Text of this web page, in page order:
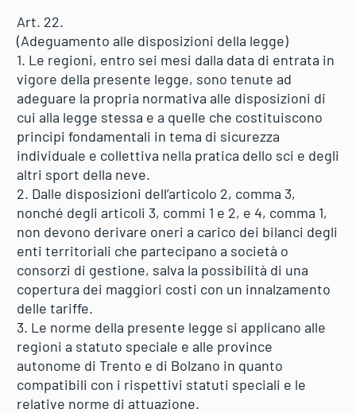
Art. 22.
(Adeguamento alle disposizioni della legge)
1. Le regioni, entro sei mesi dalla data di entrata in
vigore della presente legge, sono tenute ad
adeguare la propria normativa alle disposizioni di
cui alla legge stessa e a quelle che costituiscono
principi fondamentali in tema di sicurezza
individuale e collettiva nella pratica dello sci e degli
altri sport della neve.
2. Dalle disposizioni dell’articolo 2, comma 3,
nonché degli articoli 3, commi 1 e 2, e 4, comma 1,
non devono derivare oneri a carico dei bilanci degli
enti territoriali che partecipano a società o
consorzi di gestione, salva la possibilità di una
copertura dei maggiori costi con un innalzamento
delle tariffe.
3. Le norme della presente legge si applicano alle
regioni a statuto speciale e alle province
autonome di Trento e di Bolzano in quanto
compatibili con i rispettivi statuti speciali e le
relative norme di attuazione.